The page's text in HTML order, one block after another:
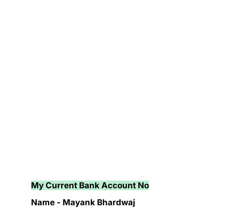
My Current Bank Account No
Name - Mayank Bhardwaj